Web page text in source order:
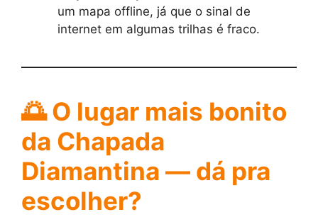
um mapa offline, já que o sinal de
internet em algumas trilhas é fraco.
🌅 O lugar mais bonito
da Chapada
Diamantina — dá pra
escolher?